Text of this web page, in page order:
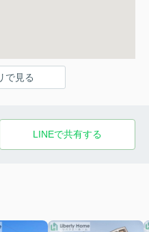
で見る
LINEで共有する